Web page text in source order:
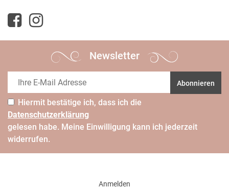
Newsletter
Abonnieren
Hiermit bestätige ich, dass ich die
Daten­schutz­erklärung
gelesen habe. Meine Einwilligung kann ich jederzeit
widerrufen.
Anmelden